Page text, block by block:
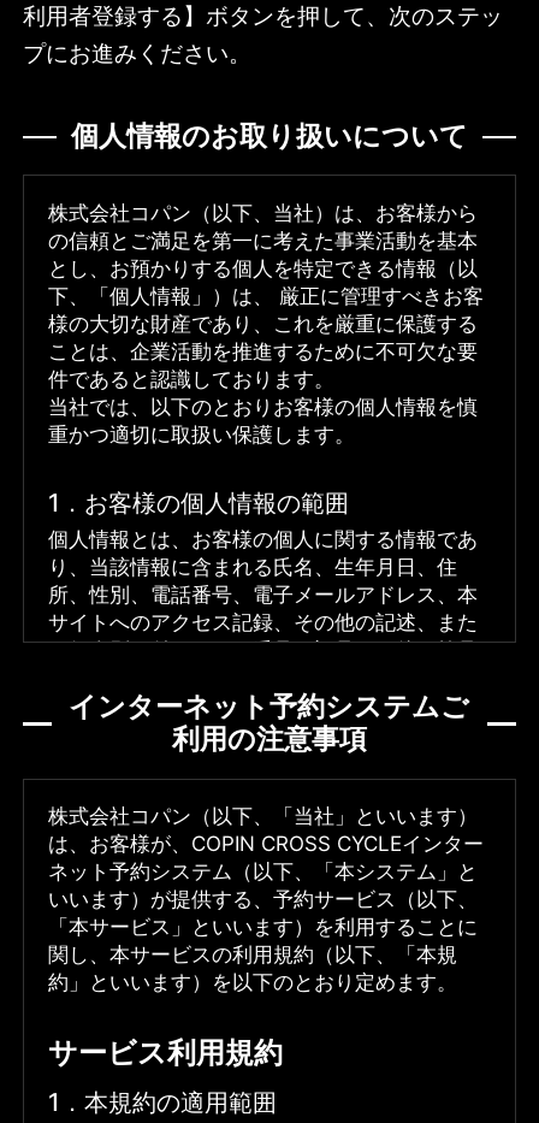
利用者登録する】ボタンを押して、次のステッ
プにお進みください。
個人情報のお取り扱いについて
株式会社コパン（以下、当社）は、お客様から
の信頼とご満足を第一に考えた事業活動を基本
とし、お預かりする個人を特定できる情報（以
下、「個人情報」）は、 厳正に管理すべきお客
様の大切な財産であり、これを厳重に保護する
ことは、企業活動を推進するために不可欠な要
件であると認識しております。
当社では、以下のとおりお客様の個人情報を慎
重かつ適切に取扱い保護します。
1．お客様の個人情報の範囲
個人情報とは、お客様の個人に関する情報であ
り、当該情報に含まれる氏名、生年月日、住
所、性別、電話番号、電子メールアドレス、本
サイトへのアクセス記録、その他の記述、また
は個人別に付けられた番号、記号その他の符号
に、当該情報だけでは識別できないが、他の情
報と容易に照合することができ、それによって
当該個人を識別することができる情報も含みま
2．個人情報利用目的の特定
本サイトの一部のページでは、お客様のご要望
に即したサービス提供を目的として、個人情報
をお伺いする場合がございます。
当社では、お客様からお預かりした個人情報
に必要と考えられる範囲においてのみ収集およ
び利用させていただきます。利用目的について
は、当社が以下に定める「利用目的の特定化」
をご覧ください。
インターネット予約システムご
利用の注意事項
株式会社コパン（以下、「当社」といいます）
は、お客様が、COPIN CROSS CYCLEインター
ネット予約システム（以下、「本システム」と
いいます）が提供する、予約サービス（以下、
「本サービス」といいます）を利用することに
関し、本サービスの利用規約（以下、「本規
約」といいます）を以下のとおり定めます。
サービス利用規約
1．本規約の適用範囲